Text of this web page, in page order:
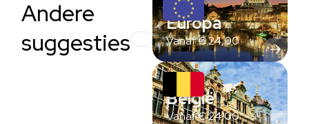
Andere
suggesties
Europa
Vanaf€24,00
België
Vanaf€24,00